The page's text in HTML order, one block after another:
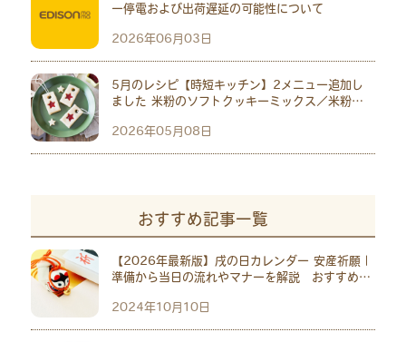
ー停電および出荷遅延の可能性について
2026年06月03日
5月のレシピ【時短キッチン】2メニュー追加し
ました 米粉のソフトクッキーミックス／米粉の
2026年05月08日
おすすめ記事一覧
【2026年最新版】戌の日カレンダー 安産祈願｜
準備から当日の流れやマナーを解説 おすすめ神
2024年10月10日